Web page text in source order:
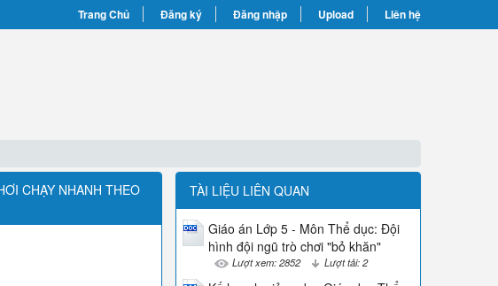
Trang Chủ Đăng ký Đăng nhập Upload Liên hệ
CHẠY NHANH THEO
TÀI LIỆU LIÊN QUAN
Giáo án Lớp 5 - Môn Thể dục: Đội
hình đội ngũ trò chơi "bỏ khăn"
Lượt xem: 2852 Lượt tải: 2